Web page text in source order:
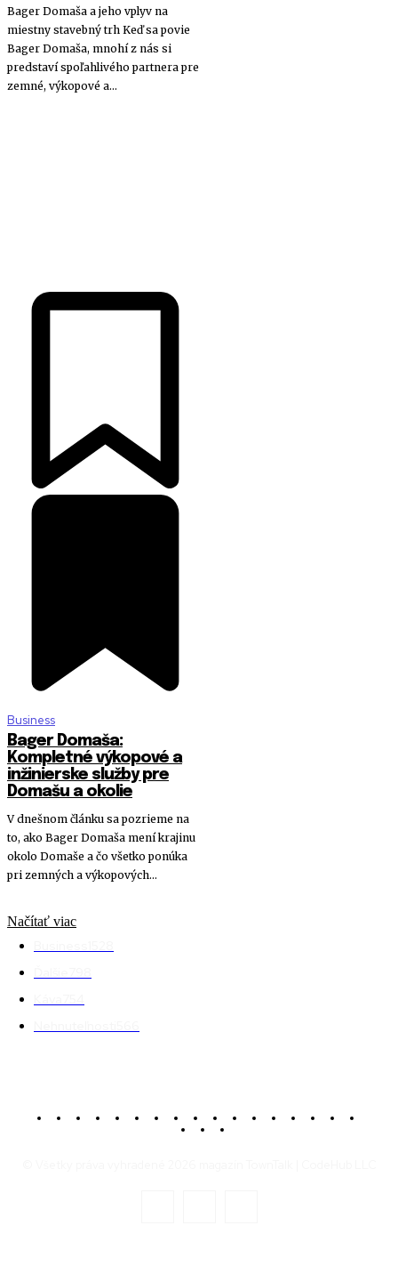
Bager Domaša a jeho vplyv na
miestny stavebný trh Keď sa povie
Bager Domaša, mnohí z nás si
predstaví spoľahlivého partnera pre
zemné, výkopové a...
Business
Bager Domaša:
Kompletné výkopové a
inžinierske služby pre
Domašu a okolie
V dnešnom článku sa pozrieme na
to, ako Bager Domaša mení krajinu
okolo Domaše a čo všetko ponúka
pri zemných a výkopových...
Načítať viac